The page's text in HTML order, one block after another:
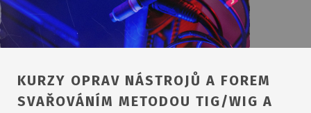
KURZY OPRAV NÁSTROJŮ A FOREM
SVAŘOVÁNÍM METODOU TIG/WIG A